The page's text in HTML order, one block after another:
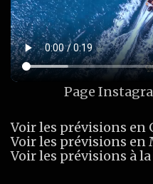
Page
Voir les prévisions en
Voir les prévisions
Voir les prévisions à